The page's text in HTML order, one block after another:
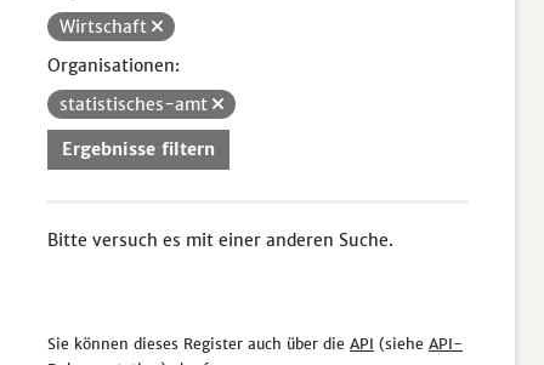
Wirtschaft
Organisationen:
statistisches-amt
Ergebnisse filtern
Bitte versuch es mit einer anderen Suche.
Sie können dieses Register auch über die API (siehe API-